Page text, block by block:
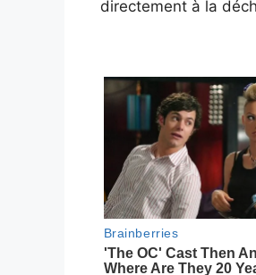
directement à la